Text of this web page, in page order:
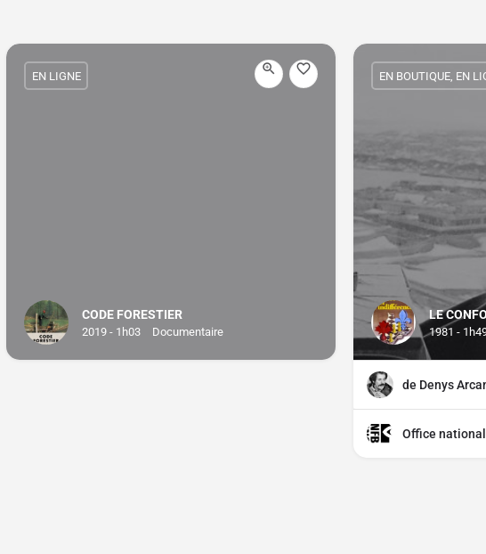
CODE FORESTIER
2019 - 1h03 Documentaire
EN LIGNE
LE
1981 -
EN BOUTIQUE, EN
de Denys